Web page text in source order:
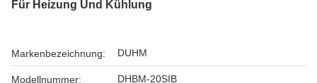
Für Heizung Und Kühlung
Markenbezeichnung: DUHM
Modellnummer: DHBM-20SIB